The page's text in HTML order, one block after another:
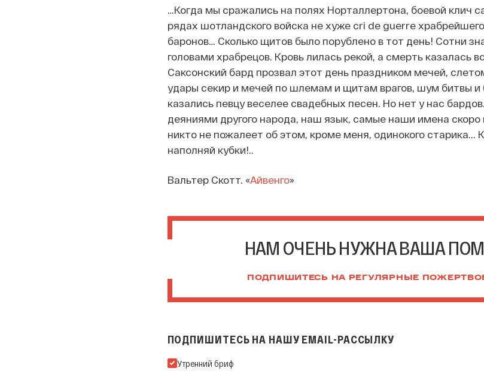
…Когда мы сражались на полях Норталлертона, боевой клич
рядах шотландского войска не хуже cri de guerre
баронов… Сколько щитов было порублено в тот день! Сотни
головами храбрецов. Кровь лилась рекой, а смерть казалась
Саксонский бард прозвал этот день праздником мечей,
удары секир и мечей по шлемам и щитам врагов, шум битвы и
казались певцу веселее свадебных песен. Но нет у нас
деяниями другого народа, наш язык, самые наши имена
никто не пожалеет об этом, кроме меня, одинокого старика...
наполняй кубки!..
Вальтер Скотт. «Айвенго»
НАМ ОЧЕНЬ НУЖНА ВАША
ПОДПИШИТЕСЬ НА РЕГУЛЯРНЫЕ
ПОДПИШИТЕСЬ НА НАШУ EMAIL-РАССЫЛКУ
Подпишитесь на нашу Email-рассылку
Утренний бриф